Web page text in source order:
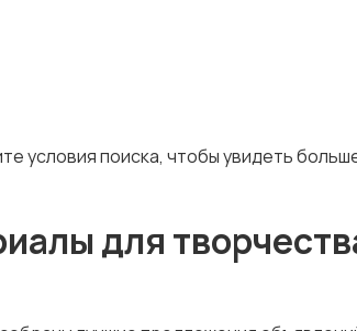
условия поиска, чтобы увидеть
для